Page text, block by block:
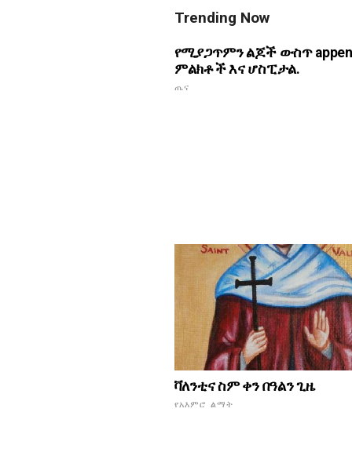
Trending Now
የሚያጋጥምን ልጆች ውስጥ
ምልክቶች እና ሆስፒታል.
ጤና
ቫለንቲና ስም ቀን በዓልን ጊዜ
የአእምሮ ልማት